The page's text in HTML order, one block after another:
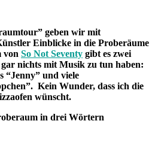
geben wir mit
Einblicke in die Proberäume
von So Not Seventy gibt es zwei
gar nichts mit Musik zu tun haben:
“Jenny” und viele
Kein Wunder, dass ich die
wünscht.
in drei Wörtern